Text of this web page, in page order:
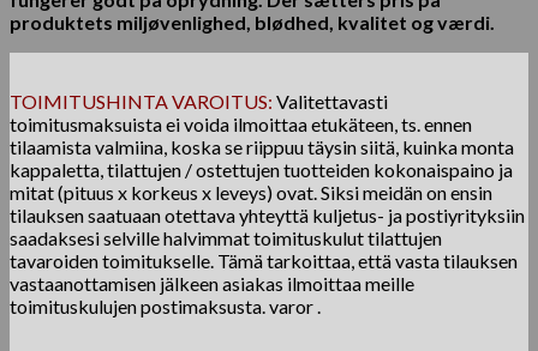
produktets miljøvenlighed, blødhed, kvalitet og værdi.
TOIMITUSHINTA VAROITUS: Valitettavasti
toimitusmaksuista ei voida ilmoittaa etukäteen, ts. ennen
tilaamista valmiina, koska se riippuu täysin siitä, kuinka monta
kappaletta, tilattujen / ostettujen tuotteiden kokonaispaino ja
mitat (pituus x korkeus x leveys) ovat. Siksi meidän on ensin
tilauksen saatuaan otettava yhteyttä kuljetus- ja postiyrityksiin
saadaksesi selville halvimmat toimituskulut tilattujen
tavaroiden toimitukselle. Tämä tarkoittaa, että vasta tilauksen
vastaanottamisen jälkeen asiakas ilmoittaa meille
toimituskulujen postimaksusta. varor .